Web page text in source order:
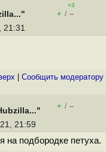
+3
+ / –
21:31
Cообщить модератору
+ / –
21:59
на подбородке петуха.